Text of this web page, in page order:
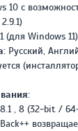
10 с
(для Windows 11)
Русский,
, 8 (32-bit /